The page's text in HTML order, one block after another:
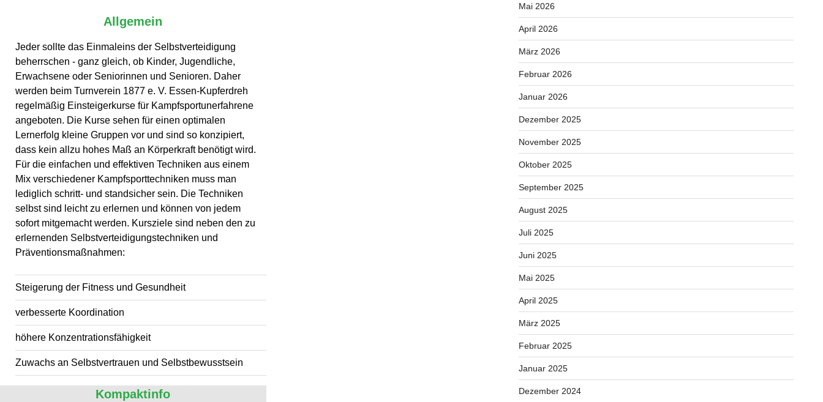
Allgemein
Jeder sollte das Einmaleins der Selbstverteidigung
beherrschen - ganz gleich, ob Kinder, Jugendliche,
Erwachsene oder Seniorinnen und Senioren. Daher
werden beim Turnverein 1877 e. V. Essen-Kupferdreh
regelmäßig Einsteigerkurse für Kampfsportunerfahrene
angeboten. Die Kurse sehen für einen optimalen
Lernerfolg kleine Gruppen vor und sind so konzipiert,
dass kein allzu hohes Maß an Körperkraft benötigt wird.
Für die einfachen und effektiven Techniken aus einem
Mix verschiedener Kampfsporttechniken muss man
lediglich schritt- und standsicher sein. Die Techniken
selbst sind leicht zu erlernen und können von jedem
sofort mitgemacht werden. Kursziele sind neben den zu
erlernenden Selbstverteidigungstechniken und
Präventionsmaßnahmen:
Steigerung der Fitness und Gesundheit
verbesserte Koordination
höhere Konzentrationsfähigkeit
Zuwachs an Selbstvertrauen und Selbstbewusstsein
Kompaktinfo
Mai 2026
April 2026
März 2026
Februar 2026
Januar 2026
Dezember 2025
November 2025
Oktober 2025
September 2025
August 2025
Juli 2025
Juni 2025
Mai 2025
April 2025
März 2025
Februar 2025
Januar 2025
Dezember 2024